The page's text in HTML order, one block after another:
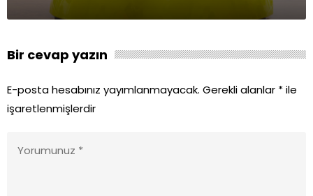
Bir cevap yazın
E-posta hesabınız yayımlanmayacak. Gerekli alanlar *ile
işaretlenmişlerdir